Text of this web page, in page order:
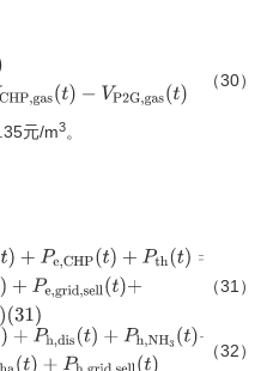
s(t) GB t)+V HP,ga
（30）
元/m3。
e ,C HP(t)+Pth(t)=Pe Pe,E
（31）
s(t) +P h,N Ph, y(t)=
（32）